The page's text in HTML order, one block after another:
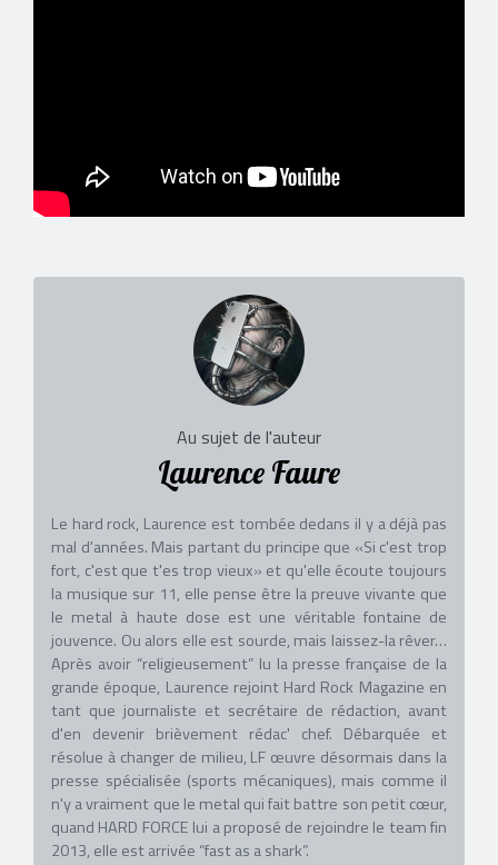
Au sujet de l'auteur
Laurence Faure
Le hard rock, Laurence est tombée dedans il y a déjà pas
mal d'années. Mais partant du principe que «Si c'est trop
fort, c'est que t'es trop vieux» et qu'elle écoute toujours
la musique sur 11, elle pense être la preuve vivante que
le metal à haute dose est une véritable fontaine de
jouvence. Ou alors elle est sourde, mais laissez-la rêver…
Après avoir “religieusement” lu la presse française de la
grande époque, Laurence rejoint Hard Rock Magazine en
tant que journaliste et secrétaire de rédaction, avant
d'en devenir brièvement rédac' chef. Débarquée et
résolue à changer de milieu, LF œuvre désormais dans la
presse spécialisée (sports mécaniques), mais comme il
n'y a vraiment que le metal qui fait battre son petit cœur,
quand HARD FORCE lui a proposé de rejoindre le team fin
2013, elle est arrivée “fast as a shark”.